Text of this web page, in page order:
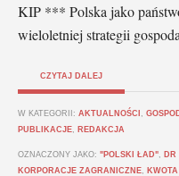
KIP *** Polska jako
wieloletniej strategii
CZYTAJ DALEJ
W KATEGORII: AKTUALNOŚCI
PUBLIKACJE
REDAKCJA
OZNACZONY JAKO: "POLSKI ŁAD" DR
KORPORACJE ZAGRANICZNE